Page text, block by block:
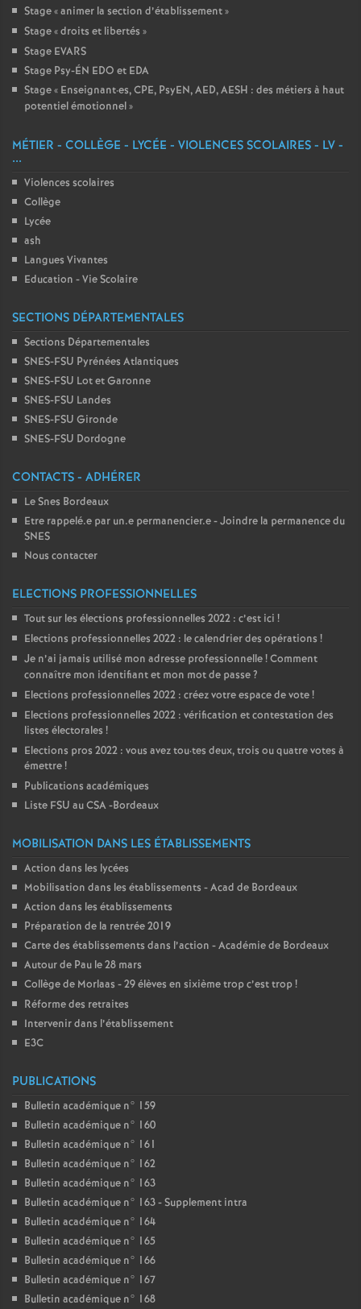
Stage «animer la section d’établissement»
Stage «droits et libertés »
Stage EVARS
Stage Psy-ÉN EDO et EDA
Stage « Enseignant·es, CPE, PsyEN, AED, AESH : des métiers à haut
potentiel émotionnel»
MÉTIER - COLLÈGE - LYCÉE - VIOLENCES SCOLAIRES - LV -
...
Violences scolaires
Collège
Lycée
ash
Langues Vivantes
Education - Vie Scolaire
SECTIONS DÉPARTEMENTALES
Sections Départementales
SNES-FSU Pyrénées Atlantiques
SNES-FSU Lot et Garonne
SNES-FSU Landes
SNES-FSU Gironde
SNES-FSU Dordogne
CONTACTS - ADHÉRER
Le Snes Bordeaux
Etre rappelé.e par un.e permanencier.e - Joindre la permanence du
SNES
Nous contacter
ELECTIONS PROFESSIONNELLES
Tout sur les élections professionnelles 2022 : c’est ici !
Elections professionnelles 2022 : le calendrier des opérations !
Je n’ai jamais utilisé mon adresse professionnelle! Comment
connaître mon identifiant et mon mot de passe?
Elections professionnelles 2022 : créez votre espace de vote!
Elections professionnelles 2022 : vérification et contestation des
listes électorales !
Elections pros 2022 : vous avez tou·tes deux, trois ou quatre votes à
émettre!
Publications académiques
Liste FSU au CSA -Bordeaux
MOBILISATION DANS LES ÉTABLISSEMENTS
Action dans les lycées
Mobilisation dans les établissements - Acad de Bordeaux
Action dans les établissements
Préparation de la rentrée 2019
Carte des établissements dans l’action - Académie de Bordeaux
Autour de Pau le 28 mars
Collège de Morlaas - 29 élèves en sixième trop c’est trop!
Réforme des retraites
Intervenir dans l’établissement
E3C
PUBLICATIONS
Bulletin académique n° 159
Bulletin académique n° 160
Bulletin académique n° 161
Bulletin académique n° 162
Bulletin académique n° 163
Bulletin académique n° 163 - Supplement intra
Bulletin académique n° 164
Bulletin académique n° 165
Bulletin académique n° 166
Bulletin académique n° 167
Bulletin académique n° 168